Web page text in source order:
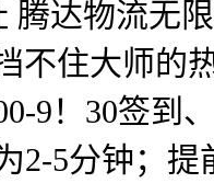
腾达物流无
不住大师的
9！30签到
2-5分钟；提